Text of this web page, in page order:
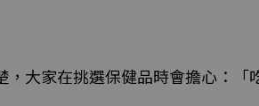
，大家在挑選保健品時會擔心：「